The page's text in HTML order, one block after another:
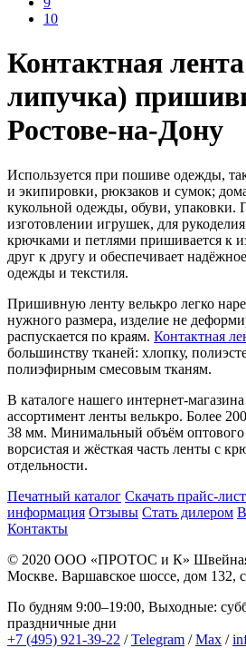
10
Контактная
липучка)
Ростове-на-Дону
Используется при пошиве одежды,
и экипировки, рюкзаков и сумок;
кукольной одежды, обуви, упаковки.
изготовлении игрушек, для
крючками и петлями пришивается к
друг к другу и обеспечивает
одежды и текстиля.
Пришивную ленту велькро легко
нужного размера, изделие не
распускается по краям. Контактная
большинству тканей: хлопку,
полиэфирным смесовым тканям.
В каталоге нашего интернет-
ассортимент ленты велькро. Более
38 мм. Минимальный объём оптового
ворсистая и жёсткая часть ленты с
отдельности.
Печатный каталог Скачать прайс-лист
информация Отзывы Стать дилером
Контакты
© 2020 ООО «ПРОТОС и К»
Москве. Варшавское шоссе, дом 132,
По будням 9:00–19:00, Выходные:
праздничные дни
+7 (495) 921-39-22 /Telegram /Max /